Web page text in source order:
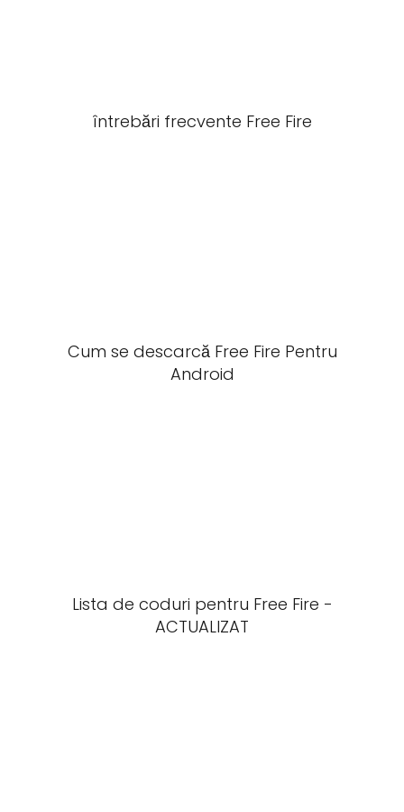
întrebări frecvente Free Fire
Cum se descarcă Free Fire Pentru
Android
Lista de coduri pentru Free Fire -
ACTUALIZAT